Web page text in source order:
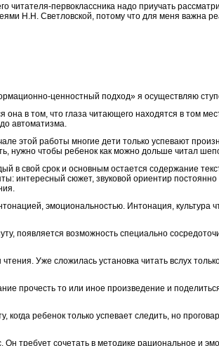
первоклассника надо приучать
Н.Н. Светловской, потому что для меня важна
ценностный подход» я осуществляю
в том, что глаза читающего находятся в том
автоматизма.
этой работы многие дети только успевают
нужно чтобы ребенок как можно дольше читал
в свой срок и основным остается содержание
интересный сюжет, звуковой ориентир
эмоциональностью. Интонация, культура
появляется возможность специально
Уже сложилась установка читать вслух
прочесть то или иное произведение и
когда ребенок только успевает следить, но
требует сочетать в методике рациональное и